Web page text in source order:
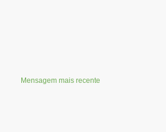
Mensagem mais recente